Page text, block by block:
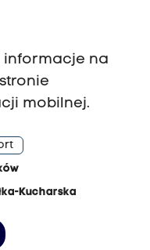
informacje na
mobilnej.
Kucharska